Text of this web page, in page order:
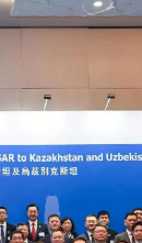
修班啟動
見旺市